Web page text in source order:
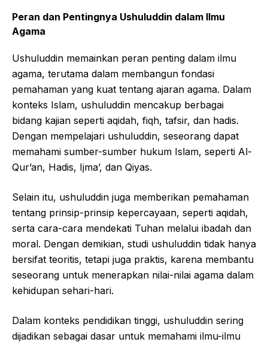
Peran dan Pentingnya Ushuluddin dalam Ilmu
Agama
Ushuluddin memainkan peran penting dalam ilmu
agama, terutama dalam membangun fondasi
pemahaman yang kuat tentang ajaran agama. Dalam
konteks Islam, ushuluddin mencakup berbagai
bidang kajian seperti aqidah, fiqh, tafsir, dan hadis.
Dengan mempelajari ushuluddin, seseorang dapat
memahami sumber-sumber hukum Islam, seperti Al-
Qur’an, Hadis, Ijma’, dan Qiyas.
Selain itu, ushuluddin juga memberikan pemahaman
tentang prinsip-prinsip kepercayaan, seperti aqidah,
serta cara-cara mendekati Tuhan melalui ibadah dan
moral. Dengan demikian, studi ushuluddin tidak hanya
bersifat teoritis, tetapi juga praktis, karena membantu
seseorang untuk menerapkan nilai-nilai agama dalam
kehidupan sehari-hari.
Dalam konteks pendidikan tinggi, ushuluddin sering
dijadikan sebagai dasar untuk memahami ilmu-ilmu